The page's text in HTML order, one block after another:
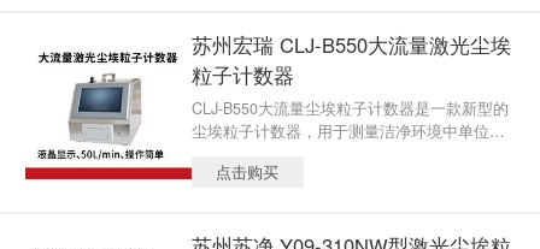
苏州宏瑞 CLJ-B550大流量激光尘埃
粒子计数器
CLJ-B550大流量尘埃粒子计数器是一款新型的
尘埃粒子计数器，用于测量洁净环境中单位体
证洁净室的洁净度等级及打印出相关的测试结
点击购买